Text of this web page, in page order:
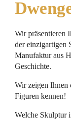
Wir präsentieren
der einzigartigen
Manufaktur aus
Geschichte.
Wir zeigen Ihnen
Figuren kennen!
Welche Skulptur